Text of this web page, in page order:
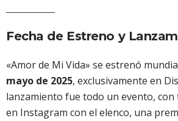
Fecha de Estreno y
«Amor de Mi Vida» se estrenó
mayo de 2025, exclusivamente en
lanzamiento fue todo un evento,
en Instagram con el elenco, una